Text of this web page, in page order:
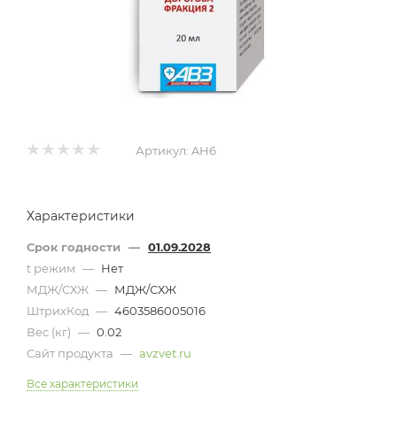
Артикул: AH6
Характеристики
Срок годности — 01.09.2028
t режим — Нет
МДЖ/СХЖ — МДЖ/СХЖ
ШтрихКод — 4603586005016
Вес (кг) — 0.02
Сайт продукта — avzvet.ru
Все характеристики